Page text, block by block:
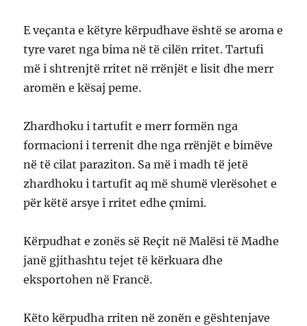
E veçanta e këtyre kërpudhave është se aroma e
tyre varet nga bima në të cilën rritet. Tartufi
më i shtrenjtë rritet në rrënjët e lisit dhe merr
aromën e kësaj peme.
Zhardhoku i tartufit e merr formën nga
formacioni i terrenit dhe nga rrënjët e bimëve
në të cilat paraziton. Sa më i madh të jetë
zhardhoku i tartufit aq më shumë vlerësohet e
për këtë arsye i rritet edhe çmimi.
Kërpudhat e zonës së Reçit në Malësi të Madhe
janë gjithashtu tejet të kërkuara dhe
eksportohen në Francë.
Këto kërpudha rriten në zonën e gështenjave